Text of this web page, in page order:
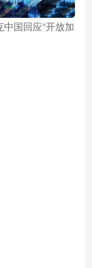
国回应“开放加